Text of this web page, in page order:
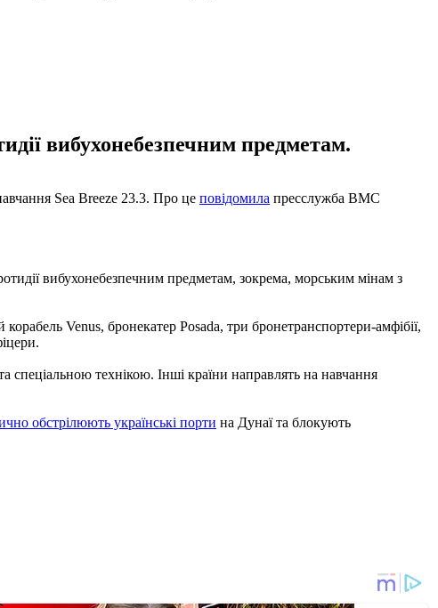
вибухонебезпечним предметам.
Sea Breeze 23.3. Про це повідомила пресслужба ВМС
вибухонебезпечним предметам, зокрема, морським мінам з
Venus, бронекатер Posada, три бронетранспортери-амфібії,
спеціальною технікою. Інші країни направлять на навчання
обстрілюють українські порти на Дунаї та блокують